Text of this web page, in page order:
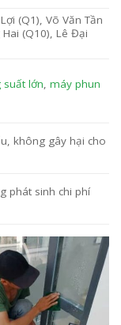
(Q1), Võ Văn Tần
(Q10), Lê Đại
suất lớn, máy phun
không gây hại cho
phát sinh chi phí